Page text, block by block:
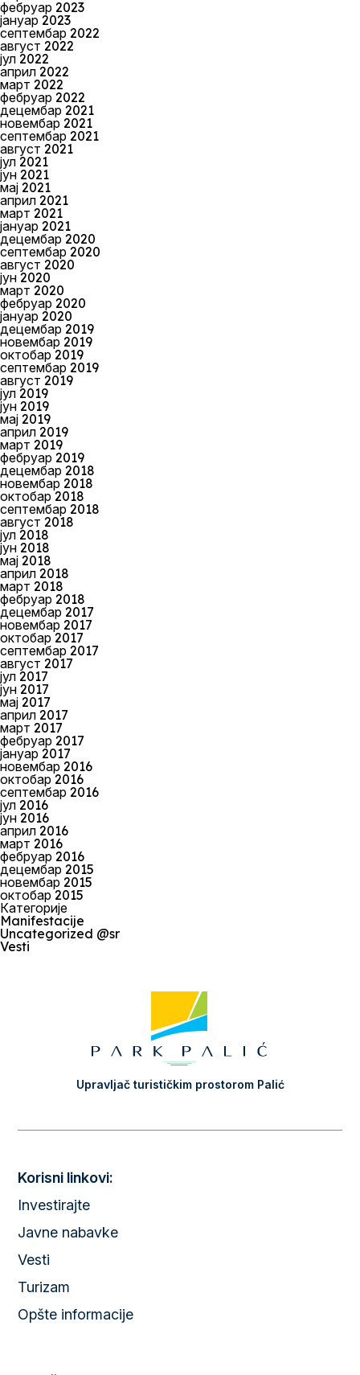
фебруар 2023
јануар 2023
септембар 2022
август 2022
јул 2022
април 2022
март 2022
фебруар 2022
децембар 2021
новембар 2021
септембар 2021
август 2021
јул 2021
јун 2021
мај 2021
април 2021
март 2021
јануар 2021
децембар 2020
септембар 2020
август 2020
јун 2020
март 2020
фебруар 2020
јануар 2020
децембар 2019
новембар 2019
октобар 2019
септембар 2019
август 2019
јул 2019
јун 2019
мај 2019
април 2019
март 2019
фебруар 2019
децембар 2018
новембар 2018
октобар 2018
септембар 2018
август 2018
јул 2018
јун 2018
мај 2018
април 2018
март 2018
фебруар 2018
децембар 2017
новембар 2017
октобар 2017
септембар 2017
август 2017
јул 2017
јун 2017
мај 2017
април 2017
март 2017
фебруар 2017
јануар 2017
новембар 2016
октобар 2016
септембар 2016
јул 2016
јун 2016
април 2016
март 2016
фебруар 2016
децембар 2015
новембар 2015
октобар 2015
Категорије
Manifestacije
Uncategorized @sr
Vesti
Upravljač turističkim prostorom Palić
Korisni linkovi:
Investirajte
Javne nabavke
Vesti
Turizam
Opšte informacije